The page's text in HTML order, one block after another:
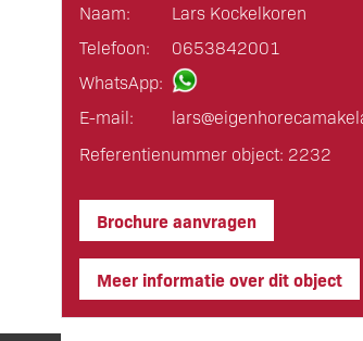
Naam:
Lars Kockelkoren
Telefoon:
0653842001
WhatsApp:
E-mail:
Referentienummer object: 2232
Brochure aanvragen
Meer informatie over dit object